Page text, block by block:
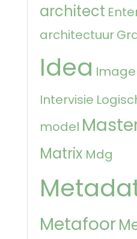
architect
architectuur
Idea
Intervisie
model
Matrix Mdg
Metafoor